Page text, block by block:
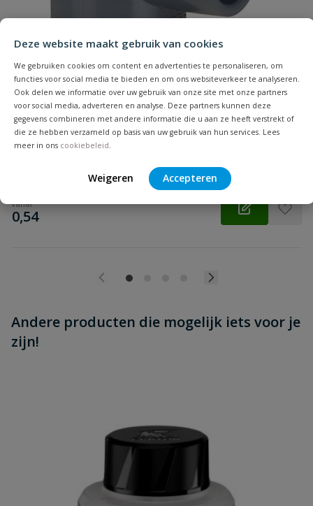
Deze website maakt gebruik van cookies
We gebruiken cookies om content en advertenties te personaliseren, om
functies voor social media te bieden en om ons websiteverkeer te analyseren.
Ook delen we informatie over uw gebruik van onze site met onze partners
voor social media, adverteren en analyse. Deze partners kunnen deze
gegevens combineren met andere informatie die u aan ze heeft verstrekt of
die ze hebben verzameld op basis van uw gebruik van hun services. Lees
meer in ons cookiebeleid.
Weigeren Accepteren
Beoordeling
Beoordeling versturen
Druk PVC T-stuk 90°
Om een aftakking te maken in een waterleidingsysteem 20 t/m
315 mm maximale werkdruk 16 bar.
vanaf
€
0,54
Andere producten die mogelijk iets voor je
zijn!